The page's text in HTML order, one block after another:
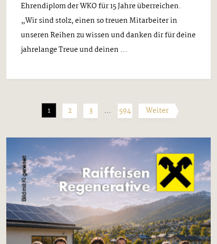
Ehrendiplom der WKO für 15 Jahre überreichen.
„Wir sind stolz, einen so treuen Mitarbeiter in
unseren Reihen zu wissen und danken dir für deine
jahrelange Treue und deinen ...
1 2 3 … 594 Weiter